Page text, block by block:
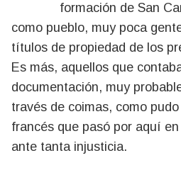
formación de San
como pueblo, muy poca
títulos de propiedad de los
Es más, aquellos que
documentación, muy
través de coimas, como
francés que pasó por aquí
ante tanta injusticia.